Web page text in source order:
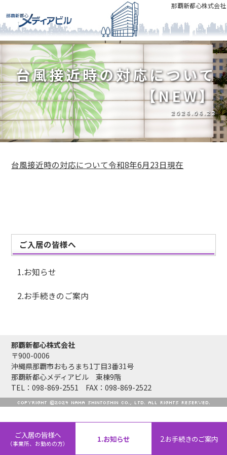
那覇新都心株式会社
ご入居の皆様へ
（事業所、お勤めの方） 1.お知らせ 2.お手続きのご案内
台風接近時の対応について
【NEW】
2026.06.23
台風接近時の対応について令和8年6月23日現在
ご入居の皆様へ
1.お知らせ
2.お手続きのご案内
那覇新都心株式会社
〒900-0006
沖縄県那覇市おもろまち1丁目3番31号
那覇新都心メディアビル 東棟9階
TEL：098-869-2551 FAX：098-869-2522
COPYRIGHT ©2024 NAHA SHINTOSHIN CO., LTD. ALL RIGHTS RESERVED.